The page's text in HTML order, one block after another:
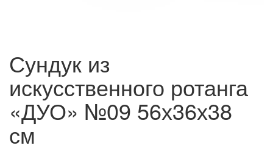
Сундук из
искусственного ротанга
«ДУО» №09 56х36х38
см